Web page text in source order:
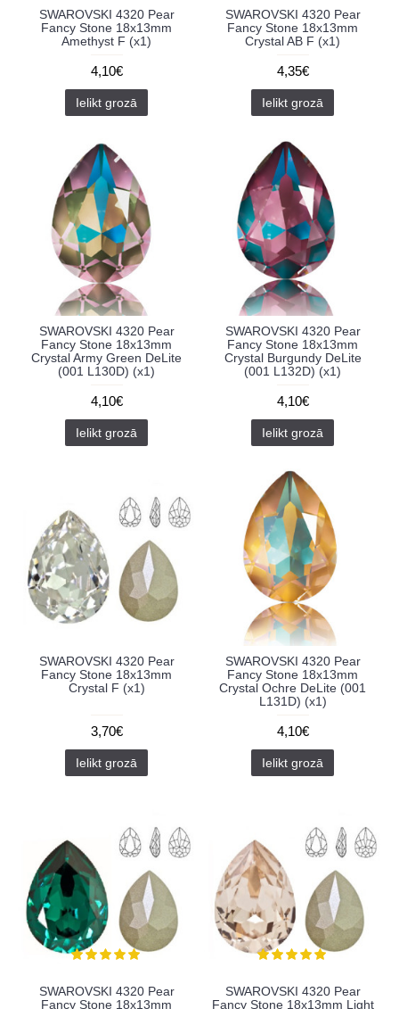
SWAROVSKI 4320 Pear
Fancy Stone 18x13mm
Amethyst F (x1)
4,10€
Ielikt grozā
SWAROVSKI 4320 Pear
Fancy Stone 18x13mm
Crystal AB F (x1)
4,35€
Ielikt grozā
SWAROVSKI 4320 Pear
Fancy Stone 18x13mm
Crystal Army Green DeLite
(001 L130D) (x1)
4,10€
Ielikt grozā
SWAROVSKI 4320 Pear
Fancy Stone 18x13mm
Crystal Burgundy DeLite
(001 L132D) (x1)
4,10€
Ielikt grozā
SWAROVSKI 4320 Pear
Fancy Stone 18x13mm
Crystal F (x1)
3,70€
Ielikt grozā
SWAROVSKI 4320 Pear
Fancy Stone 18x13mm
Crystal Ochre DeLite (001
L131D) (x1)
4,10€
Ielikt grozā
SWAROVSKI 4320 Pear
Fancy Stone 18x13mm
SWAROVSKI 4320 Pear
Fancy Stone 18x13mm Light